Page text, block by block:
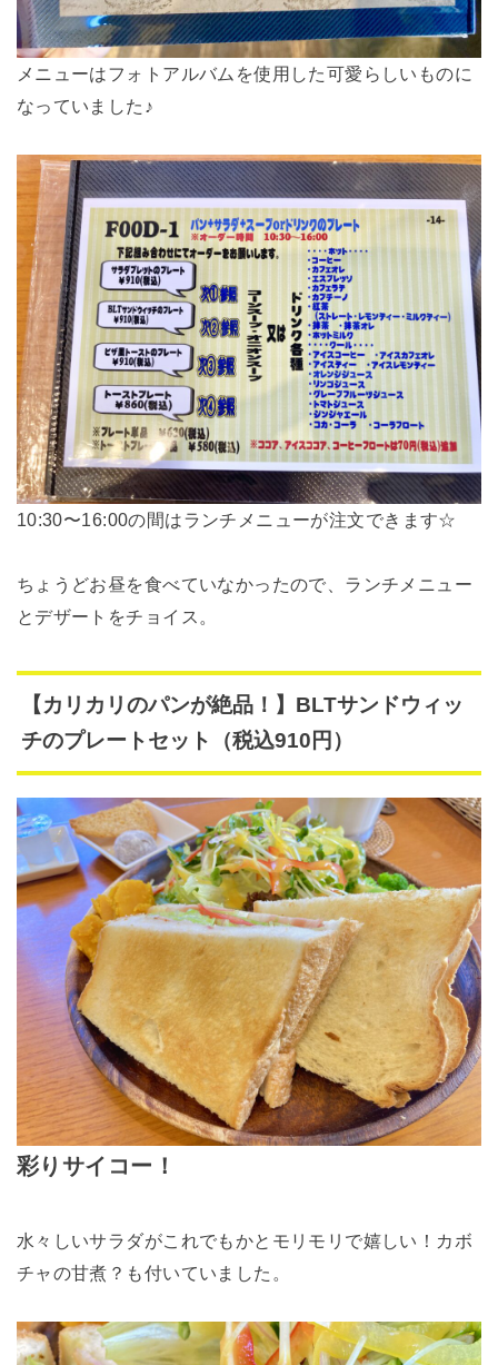
メニューはフォトアルバムを使用した可愛らしいものに
なっていました♪
10:30〜16:00の間はランチメニューが注文できます☆
ちょうどお昼を食べていなかったので、ランチメニュー
とデザートをチョイス。
【カリカリのパンが絶品！】BLTサンドウィッ
チのプレートセット（税込910円）
彩りサイコー！
水々しいサラダがこれでもかとモリモリで嬉しい！カボ
チャの甘煮？も付いていました。